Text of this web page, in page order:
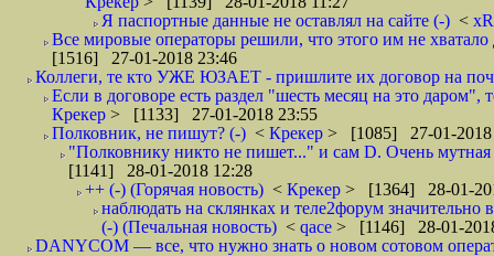
Я паспортные данные не оставлял на сайте (-) <
Все мировые операторы решили, что этого им не
[1516] 27-01-2018 23:46
Коллеги, те кто УЖЕ ЮЗАЕТ - пришлите их договор на
Если в договоре есть раздел "шесть месяц на это даром",
Крекер > [1133] 27-01-2018 23:55
Полковник, не пишут? (-) < Крекер > [1085] 27-01-2018
"Полковнику никто не пишет..." и сам D. Очень
[1141] 28-01-2018 12:28
++ (-) (Горячая новость) < Крекер > [1364] 28-01-
наблюдать на склянках и теле2форум
(-) (Печальная новость) < qace > [1146] 28-01-
DANYCOM — все, что нужно знать о новом сотовом